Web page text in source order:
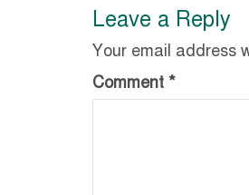
Leave a Reply
Your email address
Comment *